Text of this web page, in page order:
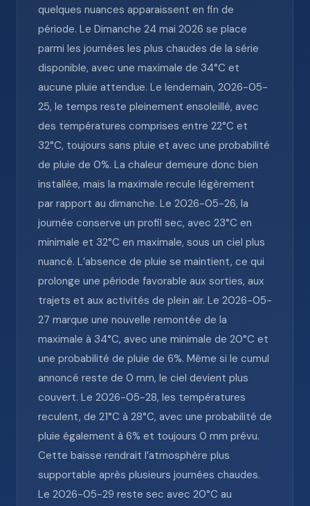
quelques nuances apparaissent en fin de
période. Le Dimanche 24 mai 2026 se place
parmi les journées les plus chaudes de la série
disponible, avec une maximale de 34°C et
aucune pluie attendue. Le lendemain, 2026-05-
25, le temps reste pleinement ensoleillé, avec
des températures comprises entre 22°C et
32°C, toujours sans pluie et avec une probabilité
de pluie de 0%. La chaleur demeure donc bien
installée, mais la maximale recule légèrement
par rapport au dimanche. Le 2026-05-26, la
journée conserve un profil sec, avec 23°C en
minimale et 32°C en maximale, sous un ciel plus
nuancé. L’absence de pluie se maintient, ce qui
prolonge une période favorable aux sorties, aux
trajets et aux activités de plein air. Le 2026-05-
27 marque une nouvelle remontée de la
maximale à 34°C, avec une minimale de 20°C et
une probabilité de pluie de 6%. Même si le cumul
annoncé reste de 0 mm, le ciel devient plus
couvert. Le 2026-05-28, les températures
reculent, de 21°C à 28°C, avec une probabilité de
pluie également à 6% et toujours 0 mm prévu.
Cette baisse rendrait l’atmosphère plus
supportable après plusieurs journées chaudes.
Le 2026-05-29 reste sec avec 20°C au